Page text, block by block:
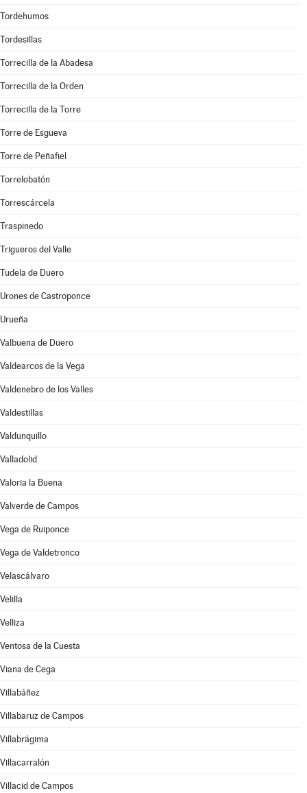
Tordehumos
Tordesillas
Torrecilla de la Abadesa
Torrecilla de la Orden
Torrecilla de la Torre
Torre de Esgueva
Torre de Peñafiel
Torrelobatón
Torrescárcela
Traspinedo
Trigueros del Valle
Tudela de Duero
Urones de Castroponce
Urueña
Valbuena de Duero
Valdearcos de la Vega
Valdenebro de los Valles
Valdestillas
Valdunquillo
Valladolid
Valoria la Buena
Valverde de Campos
Vega de Ruiponce
Vega de Valdetronco
Velascálvaro
Velilla
Velliza
Ventosa de la Cuesta
Viana de Cega
Villabáñez
Villabaruz de Campos
Villabrágima
Villacarralón
Villacid de Campos